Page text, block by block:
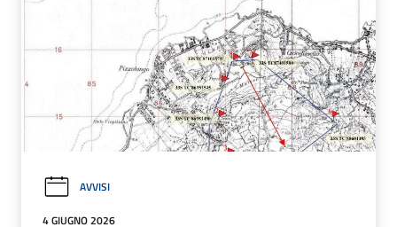
AVVISI
4 GIUGNO 2026